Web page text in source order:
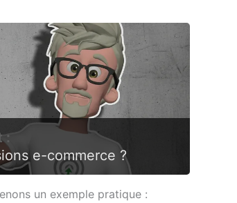
:
e-commerce ?
un exemple pratique :